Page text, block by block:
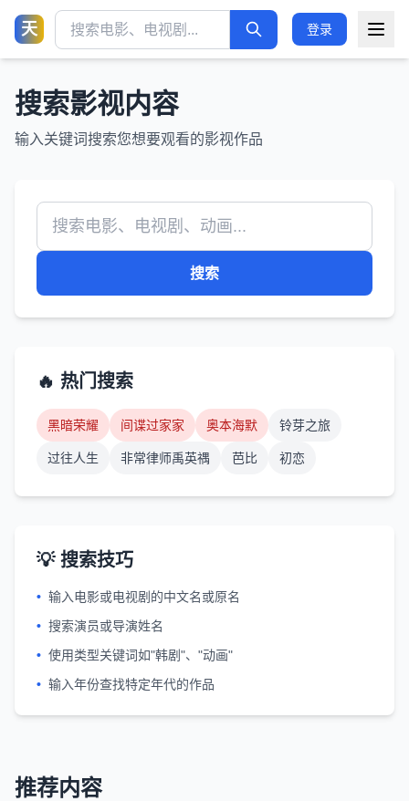
天 登录
搜索影视内容
输入关键词搜索您想要观看的影视作品
搜索
🔥 热门搜索
黑暗荣耀 间谍过家家 奥本海默 铃芽之旅
过往人生 非常律师禹英禑 芭比 初恋
💡 搜索技巧
• 输入电影或电视剧的中文名或原名
• 搜索演员或导演姓名
• 使用类型关键词如"韩剧"、"动画"
• 输入年份查找特定年代的作品
推荐内容